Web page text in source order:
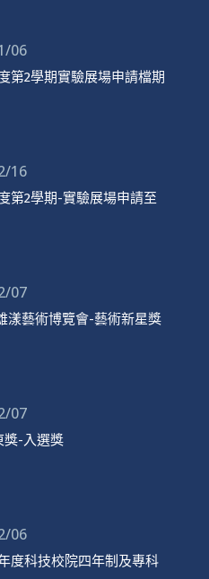
06
第2學期實驗展場申請檔期
16
第2學期-實驗展場申請至
07
漾藝術博覽會-藝術新星獎
07
獎-入選獎
06
年度科技校院四年制及專科